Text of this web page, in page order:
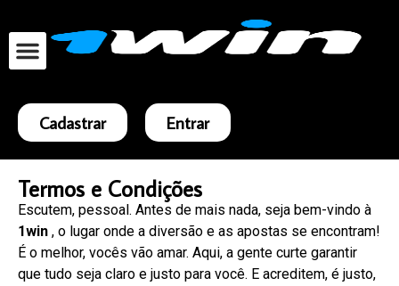
Cadastrar Entrar
Termos e Condições
Escutem, pessoal. Antes de mais nada, seja bem-vindo à
1win , o lugar onde a diversão e as apostas se encontram!
É o melhor, vocês vão amar. Aqui, a gente curte garantir
que tudo seja claro e justo para você. E acreditem, é justo,